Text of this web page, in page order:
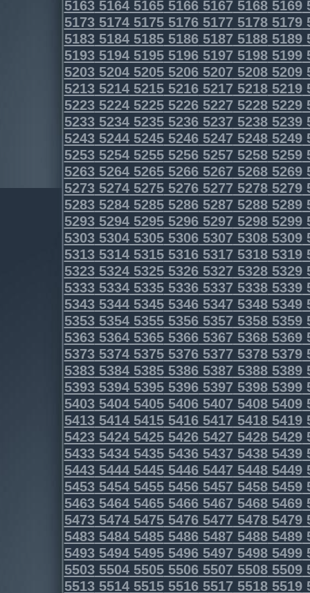
5163516451655166516751685169
5173517451755176517751785179
5183518451855186518751885189
5193519451955196519751985199
5203520452055206520752085209
5213521452155216521752185219
5223522452255226522752285229
5233523452355236523752385239
5243524452455246524752485249
5253525452555256525752585259
5263526452655266526752685269
5273527452755276527752785279
5283528452855286528752885289
5293529452955296529752985299
5303530453055306530753085309
5313531453155316531753185319
5323532453255326532753285329
5333533453355336533753385339
5343534453455346534753485349
5353535453555356535753585359
5363536453655366536753685369
5373537453755376537753785379
5383538453855386538753885389
5393539453955396539753985399
5403540454055406540754085409
5413541454155416541754185419
5423542454255426542754285429
5433543454355436543754385439
5443544454455446544754485449
5453545454555456545754585459
5463546454655466546754685469
5473547454755476547754785479
5483548454855486548754885489
5493549454955496549754985499
5503550455055506550755085509
5513551455155516551755185519